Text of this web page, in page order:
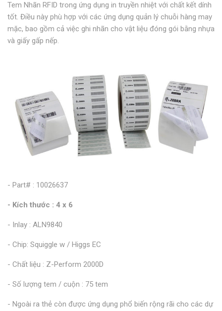
Tem Nhãn RFID trong ứng dụng in truyền nhiệt với chất kết dính
tốt. Điều này phù hợp với các ứng dụng quản lý chuỗi hàng may
mặc, bao gồm cả việc ghi nhãn cho vật liệu đóng gói bằng nhựa
và giấy gấp nếp.
- Part# : 10026637
- Kích thước : 4 x 6
- Inlay : ALN9840
- Chip: Squiggle w / Higgs EC
- Chất liệu : Z-Perform 2000D
- Số lượng tem / cuộn : 75 tem
- Ngoài ra thẻ còn được ứng dụng phổ biến rộng rãi cho các dự